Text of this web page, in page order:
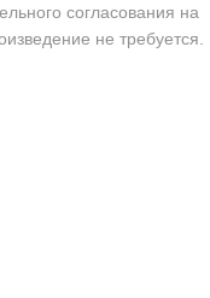
согласования на
не требуется.